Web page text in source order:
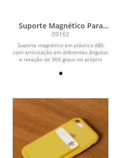
Suporte Magnético Para
Celular
09162
Suporte magnético em plástico ABS
com articulação em diferentes ângulos
e rotação de 360 graus no próprio